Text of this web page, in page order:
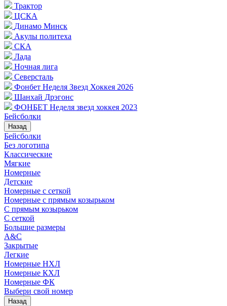
Трактор
ЦСКА
Динамо Минск
Акулы политеха
СКА
Лада
Ночная лига
Северсталь
Фонбет Неделя Звезд Хоккея 2026
Шанхай Дрэгонс
ФОНБЕТ Неделя звезд хоккея 2023
Бейсболки
Назад
Бейсболки
Без логотипа
Классические
Мягкие
Номерные
Детские
Номерные с сеткой
Номерные с прямым козырьком
С прямым козырьком
С сеткой
Большие размеры
A&C
Закрытые
Легкие
Номерные НХЛ
Номерные КХЛ
Номерные ФК
Выбери свой номер
Назад